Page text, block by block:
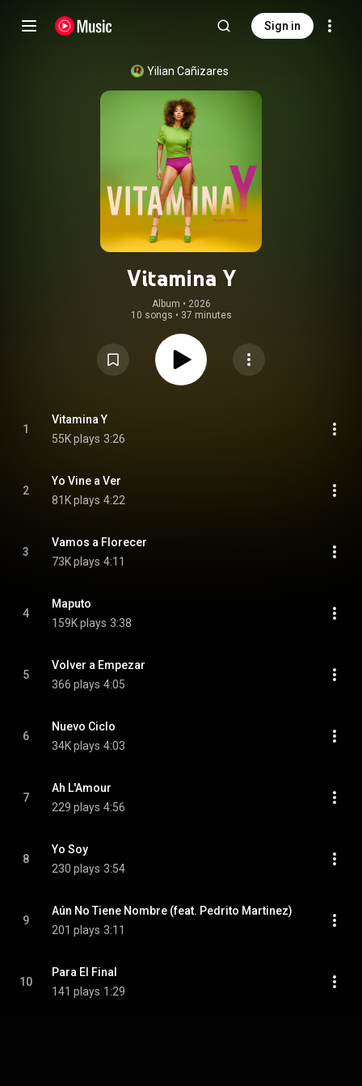
Sign in
Yilian Cañizares
Vitamina Y
Album • 2026
10 songs • 37 minutes
1
Vitamina Y
55K plays 3:26
2
Yo Vine a Ver
81K plays 4:22
3
Vamos a Florecer
73K plays 4:11
4
Maputo
159K plays 3:38
5
Volver a Empezar
366 plays 4:05
6
Nuevo Ciclo
34K plays 4:03
7
Ah L'Amour
229 plays 4:56
8
Yo Soy
230 plays 3:54
9
Aún No Tiene Nombre (feat. Pedrito Martinez)
201 plays 3:11
10
Para El Final
141 plays 1:29